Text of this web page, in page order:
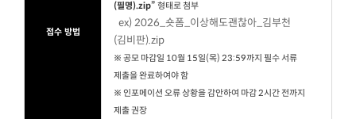
접수 방법
(필명).zip” 형태로 첨부
ex) 2026_숏폼_이상해도괜찮아_김부천
(김비판).zip
※ 공모 마감일 10월 15일(목) 23:59까지 필수 서류
제출을 완료하여야 함
※ 인포메이션 오류 상황을 감안하여 마감 2시간 전까지
제출 권장